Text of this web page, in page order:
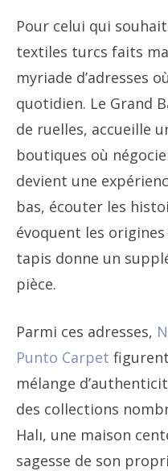
Pour celui qui
textiles turcs faits
myriade d’adresses
quotidien. Le Grand
de ruelles, accueille
boutiques où
devient une
bas, écouter les
évoquent les
tapis donne un
pièce.
Parmi ces adresses,
Punto Carpet
mélange
des collections
Halı, une maison
sagesse de son